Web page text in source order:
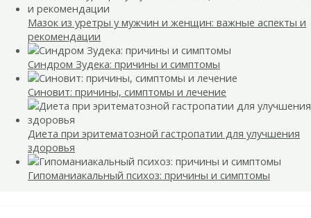
Мазок из уретры у мужчин и женщин: важные аспекты и
рекомендации
Синдром Зудека: причины и симптомы
Синовит: причины, симптомы и лечение
Диета при эритематозной гастропатии для улучшения
здоровья
Гипоманиакальный психоз: причины и симптомы